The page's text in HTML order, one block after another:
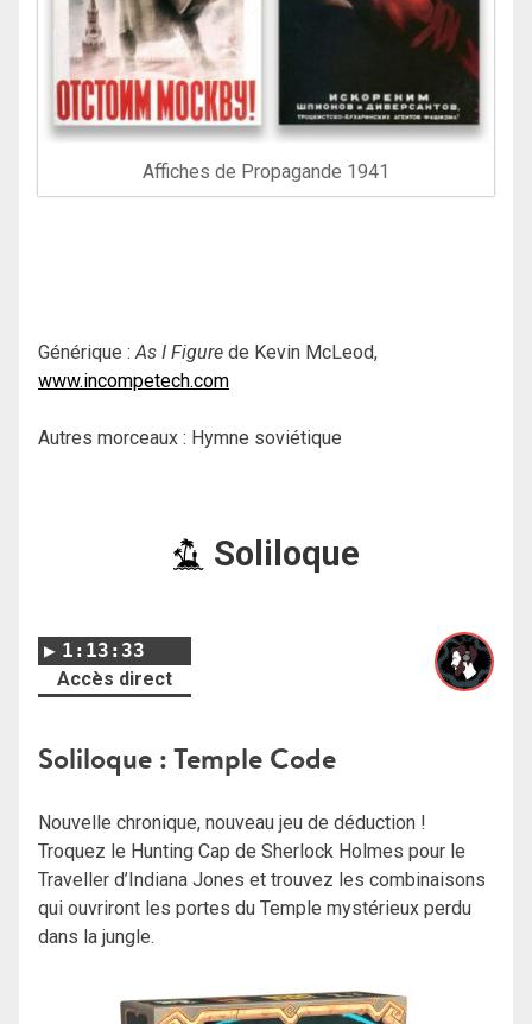
Affiches de Propagande 1941
Générique :As I Figure de Kevin McLeod,
www.incompetech.com
Autres morceaux : Hymne soviétique
Soliloque
1:13:33
Accès direct
Soliloque : Temple Code
Nouvelle chronique, nouveau jeu de déduction !
Troquez le Hunting Cap de Sherlock Holmes pour le
Traveller d’Indiana Jones et trouvez les combinaisons
qui ouvriront les portes du Temple mystérieux perdu
dans la jungle.